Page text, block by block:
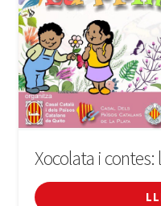
Xocolata i contes: